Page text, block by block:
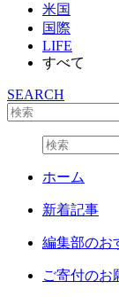
米国
国際
LIFE
すべて
SEARCH
ホーム
新着記事
編集部のお
ご寄付のお